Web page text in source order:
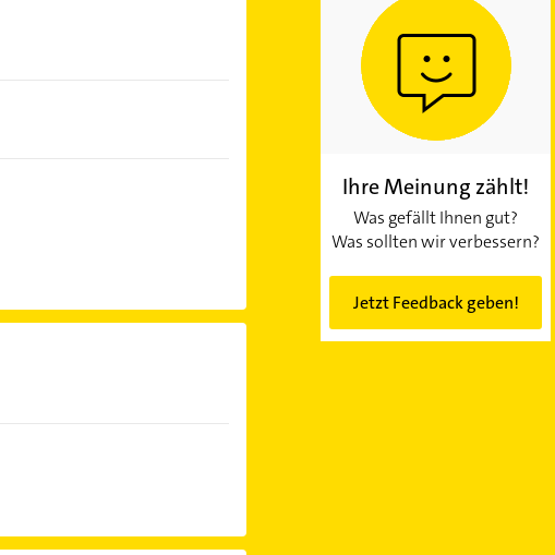
Ihre Meinung zählt!
Was gefällt Ihnen gut?
Was sollten wir verbessern?
Jetzt Feedback geben!